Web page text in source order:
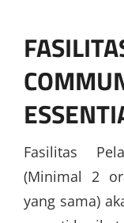
Fasilitas
(Minimal 2
yang sama)